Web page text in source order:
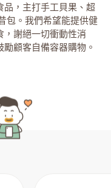
，主打手工貝果、超
包。我們希望能提供健
謝絕一切衝動性消
顧客自備容器購物。